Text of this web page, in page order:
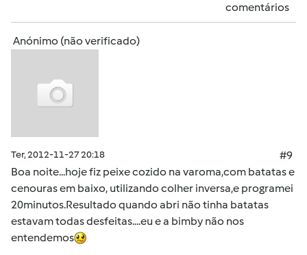
comentários
Anónimo (não verificado)
Ter, 2012-11-27 20:18
#9
Boa noite...hoje fiz peixe cozido na varoma,com batatas e
cenouras em baixo, utilizando colher inversa,e programei
20minutos.Resultado quando abri não tinha batatas
estavam todas desfeitas....eu e a bimby não nos
entendemos